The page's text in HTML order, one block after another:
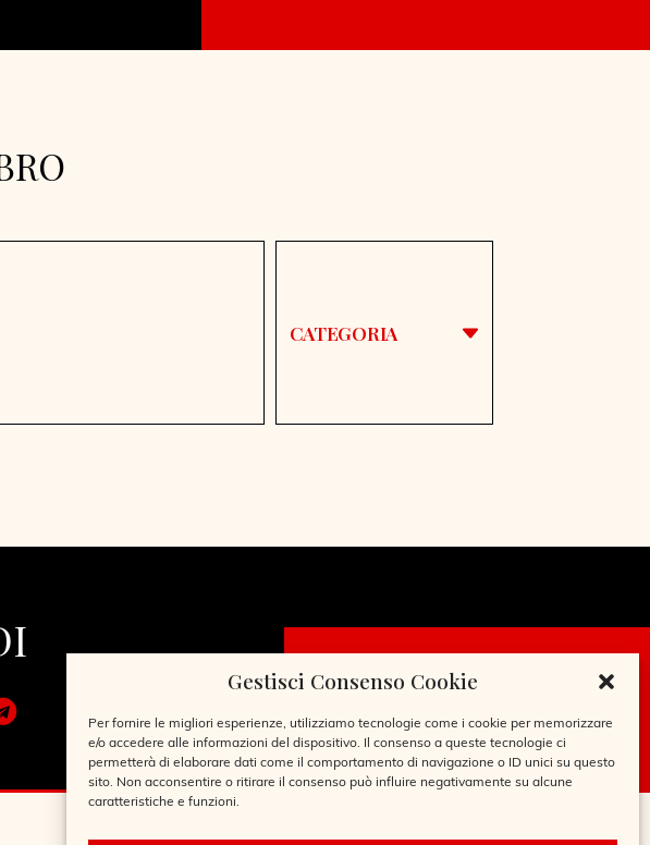
Gestisci Consenso Cookie
Per fornire le migliori esperienze, utilizziamo tecnologie come i cookie per memorizzare
e/o accedere alle informazioni del dispositivo. Il consenso a queste tecnologie ci
permetterà di elaborare dati come il comportamento di navigazione o ID unici su questo
sito. Non acconsentire o ritirare il consenso può influire negativamente su alcune
caratteristiche e funzioni.
CATEGORIA
CHIEDI LA
TESSERA